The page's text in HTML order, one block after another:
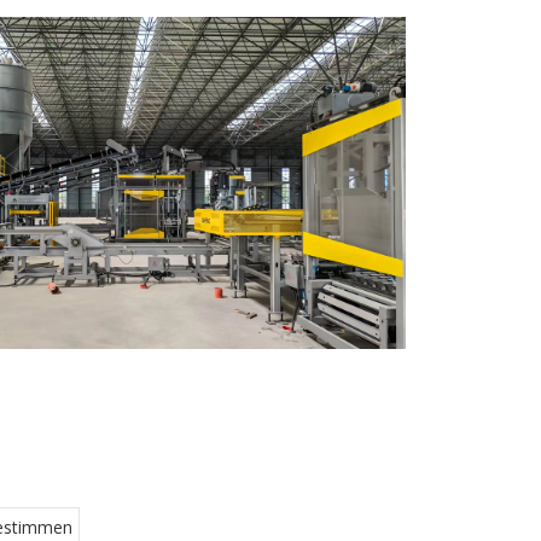
sondern praktiziert auch die
mit schneller Reaktion, die das hohe Vertrauen
Kunden gewonnen hat.